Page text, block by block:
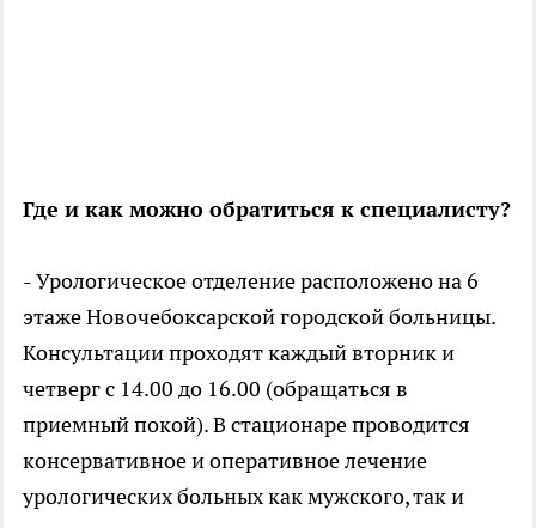
Где и как можно обратиться к специалисту?
- Урологическое отделение расположено на 6
этаже Новочебоксарской городской больницы.
Консультации проходят каждый вторник и
четверг с 14.00 до 16.00 (обращаться в
приемный покой). В стационаре проводится
консервативное и оперативное лечение
урологических больных как мужского, так и